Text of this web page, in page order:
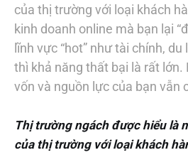
của thị trường với loại khách
kinh doanh online mà bạn lại
lĩnh vực “hot” như tài chính,
thì khả năng thất bại là rất lớn.
vốn và nguồn lực của bạn vẫn
Thị trường ngách được hiểu là
của thị trường với loại khách